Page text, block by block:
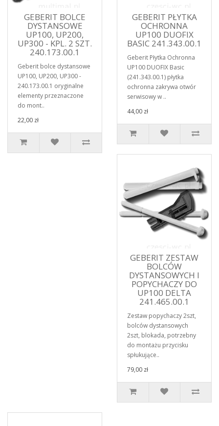
GEBERIT BOLCE
DYSTANSOWE
UP100, UP200,
UP300 - KPL. 2 SZT.
240.173.00.1
Geberit bolce dystansowe
UP100, UP200, UP300 -
240.173.00.1 oryginalne
elementy przeznaczone
do mont..
22,00 zł
GEBERIT PŁYTKA
OCHRONNA
UP100 DUOFIX
BASIC 241.343.00.1
Geberit Płytka Ochronna
UP100 DUOFIX Basic
(241.343.00.1) płytka
ochronna zakrywa otwór
serwisowy w ..
44,00 zł
GEBERIT ZESTAW
BOLCÓW
DYSTANSOWYCH I
POPYCHACZY DO
UP100 DELTA
241.465.00.1
Zestaw popychaczy 2szt,
bolców dystansowych
2szt, blokada, potrzebny
do montażu przycisku
spłukujące..
79,00 zł